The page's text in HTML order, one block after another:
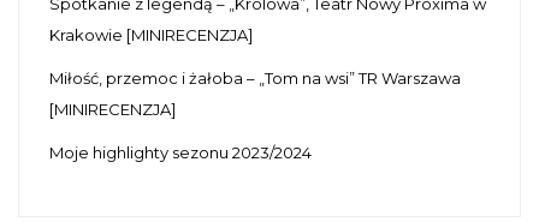
Krakowie [MINIRECENZJA]
Miłość, przemoc i żałoba – „Tom na wsi” TR Warszawa
[MINIRECENZJA]
Moje highlighty sezonu 2023/2024